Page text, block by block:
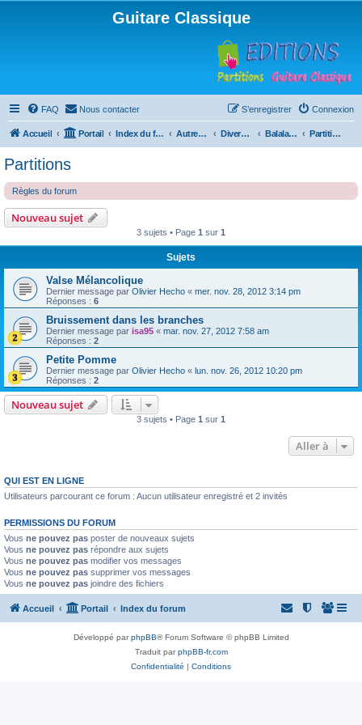
Guitare Classique
FAQ Nous contacter Connexion
S’enregistrer
Accueil Portail Index du forum Autres instruments à cordes pincées, ou styles Divers instruments Balalaïka Partitions
Partitions
Règles du forum
Nouveau sujet
3 sujets • Page 1 sur 1
Sujets
Valse Mélancolique
Dernier message par Olivier Hecho « mer. nov. 28, 2012 3:14 pm
Réponses : 6
Bruissement dans les branches
Dernier message par isa95 « mar. nov. 27, 2012 7:58 am
Réponses : 2
Petite Pomme
Dernier message par Olivier Hecho « lun. nov. 26, 2012 10:20 pm
Réponses : 2
Nouveau sujet
3 sujets • Page 1 sur 1
Aller à
QUI EST EN LIGNE
Utilisateurs parcourant ce forum : Aucun utilisateur enregistré et 2 invités
PERMISSIONS DU FORUM
Vous ne pouvez pas poster de nouveaux sujets
Vous ne pouvez pas répondre aux sujets
Vous ne pouvez pas modifier vos messages
Vous ne pouvez pas supprimer vos messages
Vous ne pouvez pas joindre des fichiers
Accueil Portail Index du forum
Développé parphpBB® Forum Software © phpBB Limited
Traduit parphpBB-fr.com
Confidentialité | Conditions